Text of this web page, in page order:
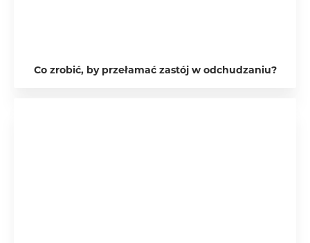
Co zrobić, by przełamać zastój w odchudzaniu?